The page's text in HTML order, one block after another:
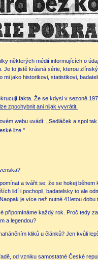
některých médií informujících o
to jistě krásná série, kterou
jako historikovi, statistikovi,
fakta. Že se kdysi v sezoně
zpochybnit ani nijak vyvrátit.
webu uvádí:
Sedláček a spol
lize."
a tvářit se, že se hokej během
lidí i pochopil, badatelsky to ale
je více než nutné 41letou dobu
připomínáme každý rok. Proč tedy
a legendou?
kliků u článků? Jen kvůli
od vzniku samostatné České